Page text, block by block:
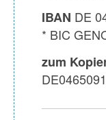
IBAN DE
* BIC
zum